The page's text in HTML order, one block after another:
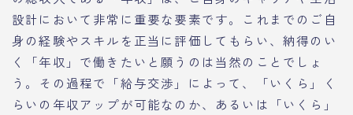
設計において非常に重要な要素です。これまでのご自
身の経験やスキルを正当に評価してもらい、納得のい
く「年収」で働きたいと願うのは当然のことでしょ
う。その過程で「給与交渉」によって、「いくら」く
らいの年収アップが可能なのか、あるいは「いくら」